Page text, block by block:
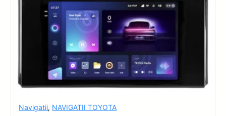
Navigatii, NAVIGATII TOYOTA